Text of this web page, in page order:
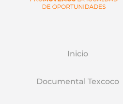
Inicio
Documental Texcoco